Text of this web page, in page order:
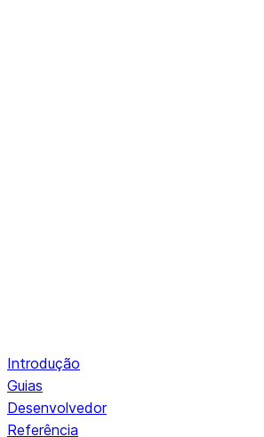
Introdução
Guias
Desenvolvedor
Referência